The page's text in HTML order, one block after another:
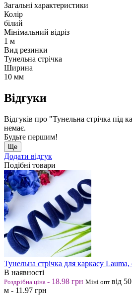
Загальні характеристики
Колір
білий
Мінімальний відріз
1 м
Вид резинки
Тунельна стрічка
Ширина
10 мм
Відгуки
Відгуків про "Тунельна стрічка під
немає.
Будьте першим!
Ще
Додати відгук
Подібні товари
Тунельна стрічка для каркасу
В наявності
Роздрібна ціна - 18.98 грн Міні опт від 50
м - 11.97 грн